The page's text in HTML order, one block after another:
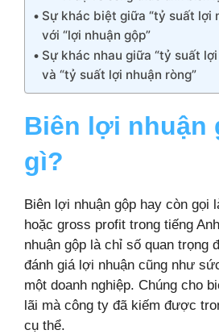
Sự khác biệt giữa “tỷ suất lợi
với “lợi nhuận gộp”
Sự khác nhau giữa “tỷ suất
và “tỷ suất lợi nhuận ròng”
Biên lợi nhuận
gì?
Biên lợi nhuận gộp hay còn gọi
hoặc gross profit trong tiếng
nhuận gộp là chỉ số quan trọng
đánh giá lợi nhuận cũng như
một doanh nghiệp. Chúng cho
lãi mà công ty đã kiếm được
cụ thể.